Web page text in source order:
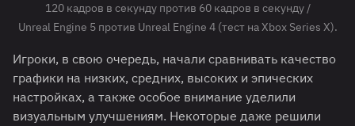
120 кадров в секунду против 60 кадров в секунду /
Unreal Engine 5 против Unreal Engine 4 (тест на Xbox Series X).
Игроки, в свою очередь, начали сравнивать качество
графики на низких, средних, высоких и эпических
настройках, а также особое внимание уделили
визуальным улучшениям. Некоторые даже решили